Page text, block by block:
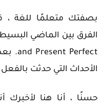
بصفتك متعلمًا للغة ،
and Present Perfect.
الأحداث التي حدثت
حسنًا ، أنا هنا لأخبرك